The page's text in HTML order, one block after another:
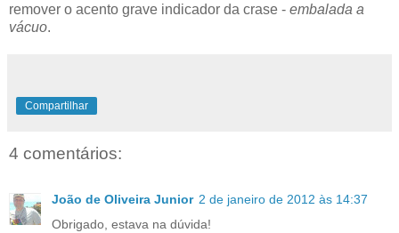
remover o acento grave indicador da crase - embalada a
vácuo.
Compartilhar
4 comentários:
João de Oliveira Junior 2 de janeiro de 2012 às 14:37
Obrigado, estava na dúvida!